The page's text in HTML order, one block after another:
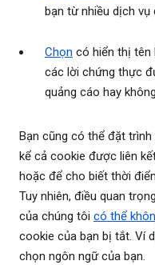
bạn từ nhiều dịch vụ
Chọn có hiển thị tên
các lời chứng thực
quảng cáo hay
Bạn cũng có thể đặt
kể cả cookie được liên
hoặc để cho biết thời
Tuy nhiên, điều quan
của chúng tôi có thể
cookie của bạn bị tắt. Ví
chọn ngôn ngữ của bạn.